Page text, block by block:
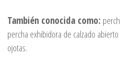
También conocida como:
percha exhibidora de calzado
ojotas.